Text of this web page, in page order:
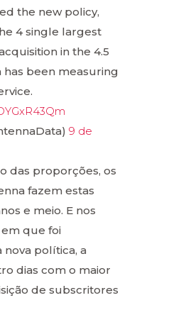
the new policy,
4 single largest
in the 4.5
has been measuring
9 de
das proporções, os
fazem estas
e meio. E nos
que foi
política, a
dias com o maior
de subscritores